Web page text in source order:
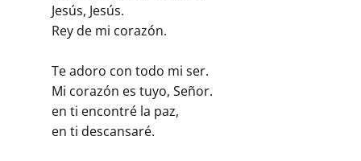
Jesús, Jesús.
Rey de mi corazón.
Te adoro con todo mi ser.
Mi corazón es tuyo, Señor.
en ti encontré la paz,
en ti descansaré.